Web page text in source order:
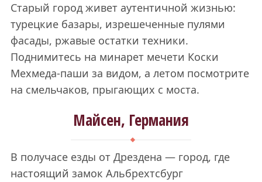
Старый город живет аутентичной жизнью:
турецкие базары, изрешеченные пулями
фасады, ржавые остатки техники.
Поднимитесь на минарет мечети Коски
Мехмеда-паши за видом, а летом посмотрите
на смельчаков, прыгающих с моста.
Майсен, Германия
В получасе езды от Дрездена — город, где
настоящий замок Альбрехтсбург